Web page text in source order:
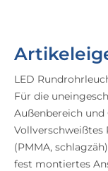
LED
Für die
Außenbereich
Vollverschweißtes
(PMMA,
fest montiertes